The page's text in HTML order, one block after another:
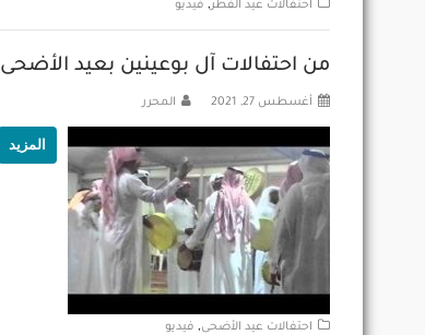
احتفالات عيد الفطر, فيديو
من احتفالات آل بوعينين بعيد الأضحى 1433هـ
أغسطس 27, 2021 المحرر
المزيد
احتفالات عيد الأضحى, فيديو